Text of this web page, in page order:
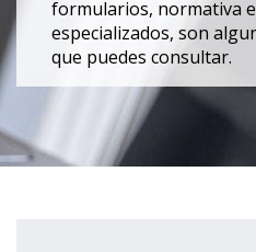
formularios, normativa
especializados, son
que puedes consultar.